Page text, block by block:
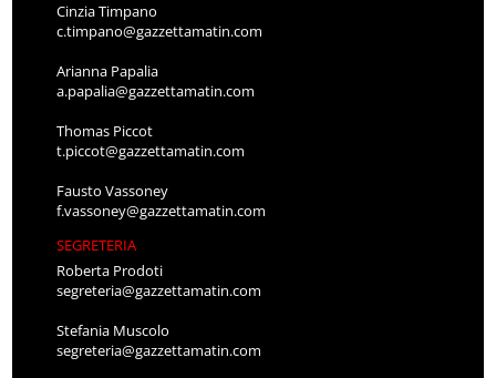
Cinzia Timpano
c.timpano@gazzettamatin.com
Arianna Papalia
a.papalia@gazzettamatin.com
Thomas Piccot
t.piccot@gazzettamatin.com
Fausto Vassoney
f.vassoney@gazzettamatin.com
SEGRETERIA
Roberta Prodoti
segreteria@gazzettamatin.com
Stefania Muscolo
segreteria@gazzettamatin.com